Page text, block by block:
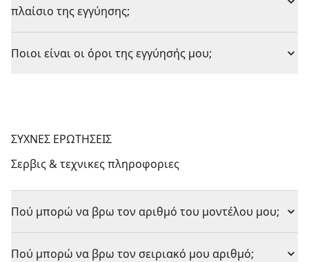
πλαίσιο της εγγύησης;
Ποιοι είναι οι όροι της εγγύησής μου;
ΣΥΧΝΕΣ ΕΡΩΤΗΣΕΙΣ
Σερβις & τεχνικες πληροφοριες
Πού μπορώ να βρω τον αριθμό του μοντέλου μου;
Πού μπορώ να βρω τον σειριακό μου αριθμό;